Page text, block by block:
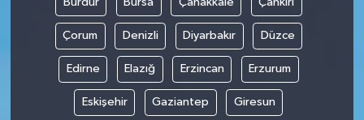
Çorum Denizli Diyarbakır Düzce
Edirne Elazığ Erzincan Erzurum
Eskişehir Gaziantep Giresun